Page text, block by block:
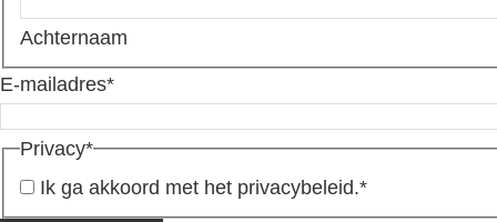
Achternaam
E-mailadres*
Privacy*
Ik ga akkoord met het privacybeleid.*